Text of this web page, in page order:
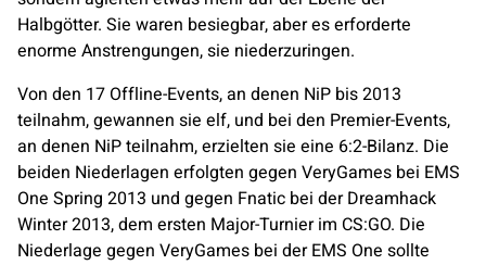
Halbgötter. Sie waren besiegbar, aber es erforderte
enorme Anstrengungen, sie niederzuringen.
Von den 17 Offline-Events, an denen NiP bis 2013
teilnahm, gewannen sie elf, und bei den Premier-Events,
an denen NiP teilnahm, erzielten sie eine 6:2-Bilanz. Die
beiden Niederlagen erfolgten gegen VeryGames bei EMS
One Spring 2013 und gegen Fnatic bei der Dreamhack
Winter 2013, dem ersten Major-Turnier im CS:GO. Die
Niederlage gegen VeryGames bei der EMS One sollte